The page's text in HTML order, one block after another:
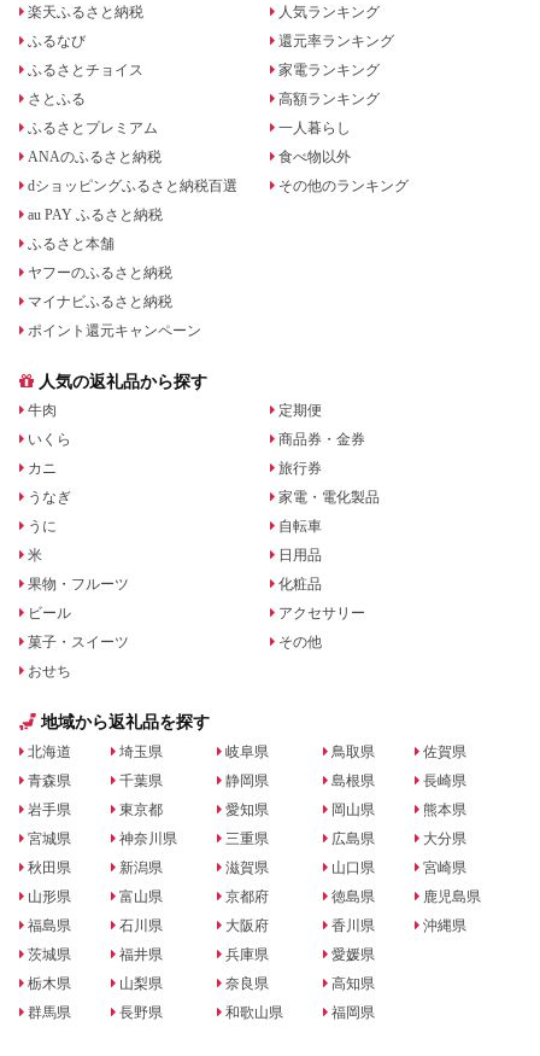
楽天ふるさと納税
ふるなび
ふるさとチョイス
さとふる
ふるさとプレミアム
ANAのふるさと納税
dショッピングふるさと納税百選
au PAY ふるさと納税
ふるさと本舗
ヤフーのふるさと納税
マイナビふるさと納税
ポイント還元キャンペーン
人気ランキング
還元率ランキング
家電ランキング
高額ランキング
一人暮らし
食べ物以外
その他のランキング
人気の返礼品から探す
牛肉
いくら
カニ
うなぎ
うに
米
果物・フルーツ
ビール
菓子・スイーツ
おせち
定期便
商品券・金券
旅行券
家電・電化製品
自転車
日用品
化粧品
アクセサリー
その他
地域から返礼品を探す
北海道
青森県
岩手県
宮城県
秋田県
山形県
福島県
茨城県
栃木県
群馬県
埼玉県
千葉県
東京都
神奈川県
新潟県
富山県
石川県
福井県
山梨県
長野県
岐阜県
静岡県
愛知県
三重県
滋賀県
京都府
大阪府
兵庫県
奈良県
和歌山県
鳥取県
島根県
岡山県
広島県
山口県
徳島県
香川県
愛媛県
高知県
福岡県
佐賀県
長崎県
熊本県
大分県
宮崎県
鹿児島県
沖縄県